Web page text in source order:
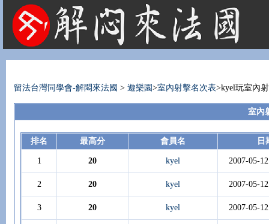
留法台灣同學會-解悶來法國 > 遊樂園>室內射擊名次表>kyel玩室內
室內
排名 最高分 會員名 日
1 20 kyel 2007-05-
2 20 kyel 2007-05-
3 20 kyel 2007-05-